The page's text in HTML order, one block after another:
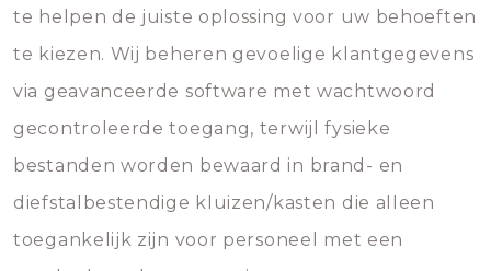
te helpen de juiste oplossing voor uw behoeften
te kiezen. Wij beheren gevoelige klantgegevens
via geavanceerde software met wachtwoord
gecontroleerde toegang, terwijl fysieke
bestanden worden bewaard in brand- en
diefstalbestendige kluizen/kasten die alleen
toegankelijk zijn voor personeel met een